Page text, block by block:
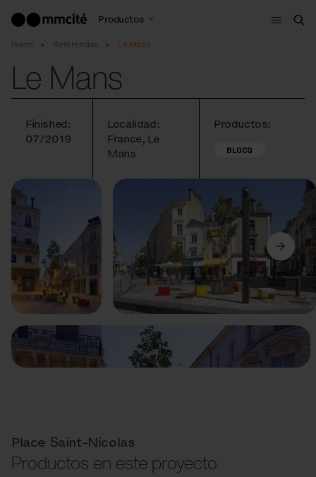
Productos
Menú
Home Referencias Le Mans
Le Mans
Finished:
07/2019
Localidad:
France, Le
Mans
Productos:
BLOCQ
Anterior Siguiente
Place Saint-Nicolas
Productos en este proyecto